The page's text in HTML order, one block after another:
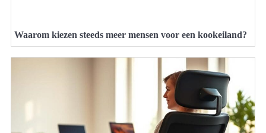
Waarom kiezen steeds meer mensen voor een kookeiland?